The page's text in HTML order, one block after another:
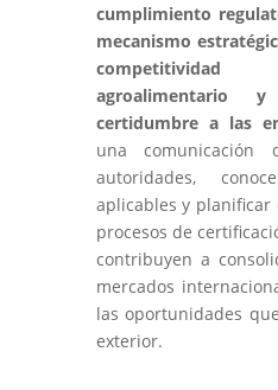
cumplimiento
mecanismo
agroalimentario
certidumbre a las
una comunicación
autoridades,
aplicables y planificar
procesos de
contribuyen a
mercados
las oportunidades
exterior.